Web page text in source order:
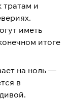
тратам и
иметь
итоге
на ноль —
в